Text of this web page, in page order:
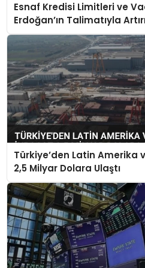
Esnaf Kredisi Limitleri ve
Erdoğan’ın Talimatıyla
Türkiye’den Latin Amerika
2,5 Milyar Dolara Ulaştı